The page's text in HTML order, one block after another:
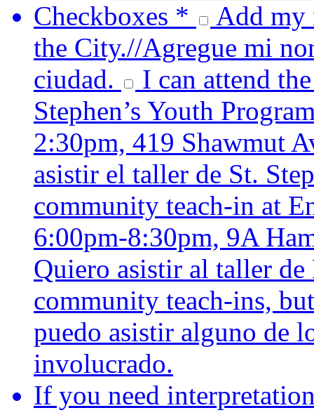
Checkboxes *
Add my
the City.//Agregue mi
ciudad.
I can attend
Stephen’s Youth
2:30pm, 419 Shawmut
asistir el taller de St.
community teach-in at
6:00pm-8:30pm, 9A
Quiero asistir al taller
community teach-ins,
puedo asistir alguno de
involucrado.
If you need